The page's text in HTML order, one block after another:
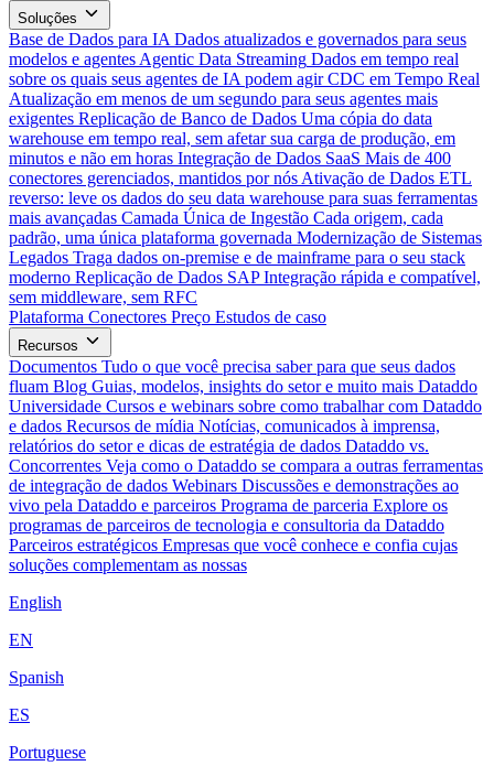
Soluções
Base de Dados para IA Dados atualizados e governados para seus
modelos e agentes Agentic Data Streaming Dados em tempo real
sobre os quais seus agentes de IA podem agir CDC em Tempo Real
Atualização em menos de um segundo para seus agentes mais
exigentes Replicação de Banco de Dados Uma cópia do data
warehouse em tempo real, sem afetar sua carga de produção, em
minutos e não em horas Integração de Dados SaaS Mais de 400
conectores gerenciados, mantidos por nós Ativação de Dados ETL
reverso: leve os dados do seu data warehouse para suas ferramentas
mais avançadas Camada Única de Ingestão Cada origem, cada
padrão, uma única plataforma governada Modernização de Sistemas
Legados Traga dados on-premise e de mainframe para o seu stack
moderno Replicação de Dados SAP Integração rápida e compatível,
sem middleware, sem RFC
Plataforma Conectores Preço Estudos de caso
Recursos
Documentos Tudo o que você precisa saber para que seus dados
fluam Blog Guias, modelos, insights do setor e muito mais Dataddo
Universidade Cursos e webinars sobre como trabalhar com Dataddo
e dados Recursos de mídia Notícias, comunicados à imprensa,
relatórios do setor e dicas de estratégia de dados Dataddo vs.
Concorrentes Veja como o Dataddo se compara a outras ferramentas
de integração de dados Webinars Discussões e demonstrações ao
vivo pela Dataddo e parceiros Programa de parceria Explore os
programas de parceiros de tecnologia e consultoria da Dataddo
Parceiros estratégicos Empresas que você conhece e confia cujas
soluções complementam as nossas
English
EN
Spanish
ES
Portuguese